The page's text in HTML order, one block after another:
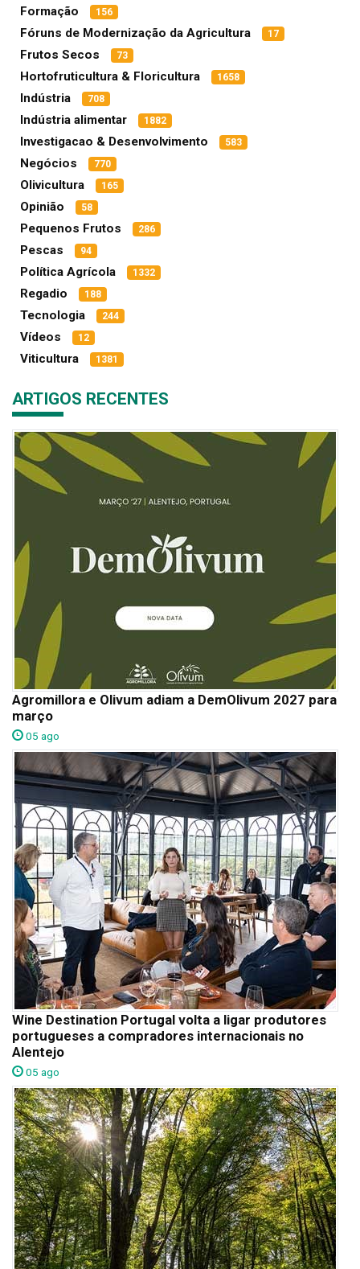
Formação 156
Fóruns de Modernização da Agricultura 17
Frutos Secos 73
Hortofruticultura & Floricultura 1658
Indústria 708
Indústria alimentar 1882
Investigacao & Desenvolvimento 583
Negócios 770
Olivicultura 165
Opinião 58
Pequenos Frutos 286
Pescas 94
Política Agrícola 1332
Regadio 188
Tecnologia 244
Vídeos 12
Viticultura 1381
ARTIGOS RECENTES
Agromillora e Olivum adiam a DemOlivum 2027 para
março
05 ago
Wine Destination Portugal volta a ligar produtores
portugueses a compradores internacionais no
Alentejo
05 ago